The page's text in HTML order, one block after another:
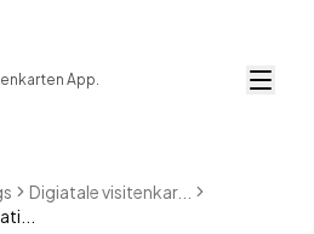
App.
Digiatale visitenkar...